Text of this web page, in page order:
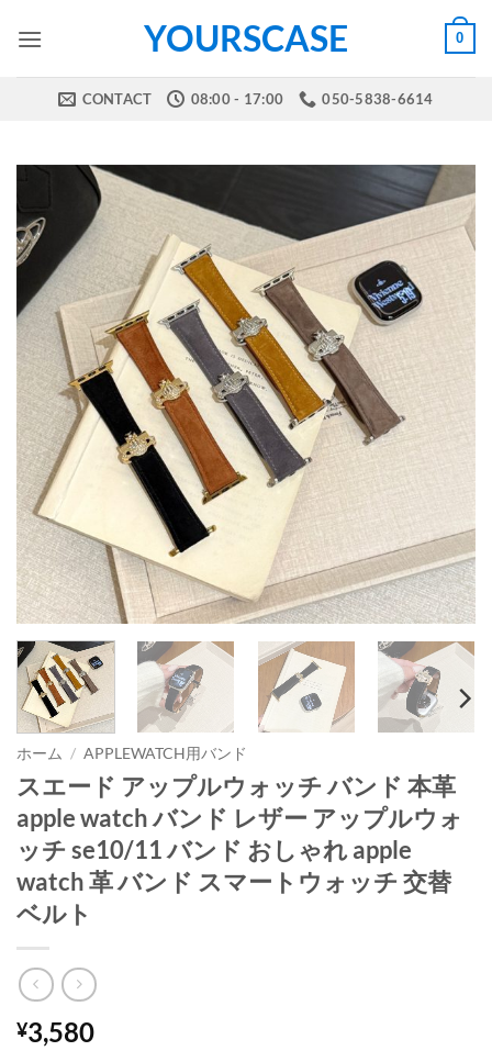
YOURSCASE 0
CONTACT 08:00 - 17:00 050-5838-6614
ホーム / APPLEWATCH用バンド
スエード アップルウォッチ バンド 本革
apple watch バンド レザー アップルウォ
ッチ se10/11 バンド おしゃれ apple
watch 革 バンド スマートウォッチ 交替
ベルト
¥3,580